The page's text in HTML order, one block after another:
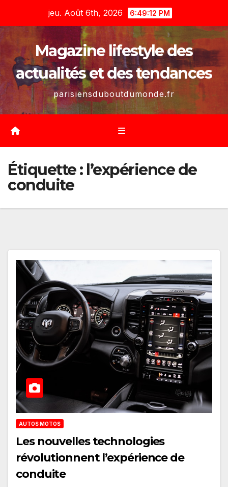
content
jeu. Août 6th, 2026 6:49:13 PM
Magazine lifestyle des
actualités et des tendances
parisiensduboutdumonde.fr
Étiquette : l’expérience de
conduite
AUTOS MOTOS
Les nouvelles technologies
révolutionnent l’expérience de
conduite